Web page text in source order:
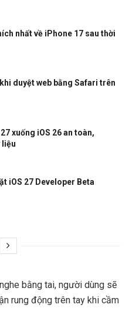
nhất về iPhone 17 sau thời
duyệt web bằng Safari trên
xuống iOS 26 an toàn,
liệu
iOS 27 Developer Beta
bằng tai, người dùng sẽ
rung động trên tay khi cầm